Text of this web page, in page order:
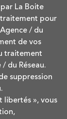
La Boite
traitement pour
/ du
de vos
traitement
du Réseau.
suppression
libertés », vous